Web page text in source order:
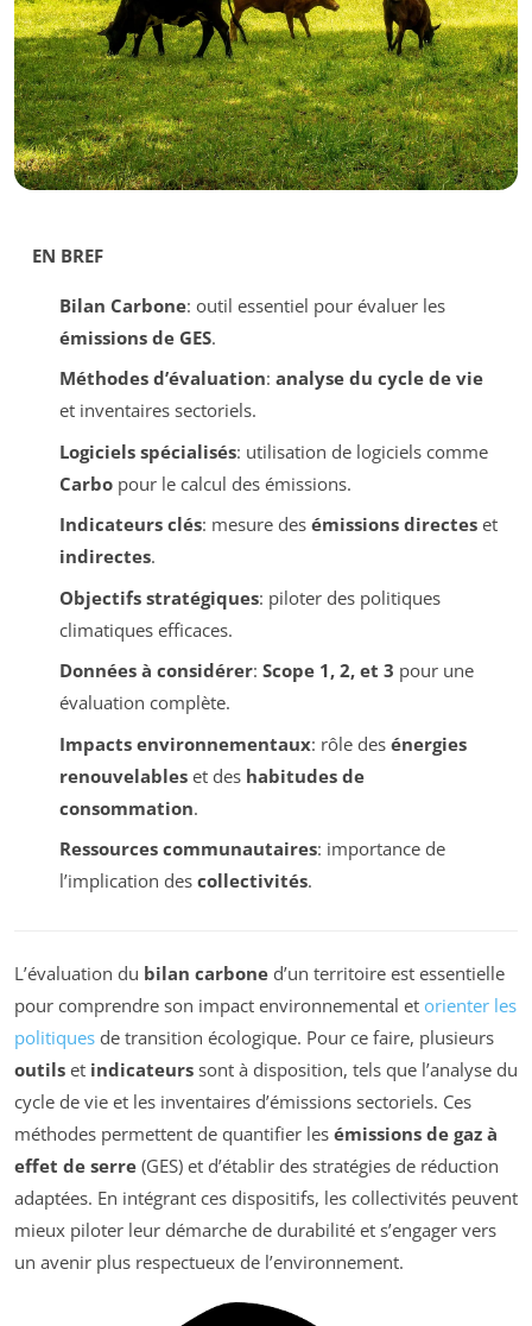
EN BREF
Bilan Carbone: outil essentiel pour évaluer les
émissions de GES.
Méthodes d’évaluation: analyse du cycle de vie
et inventaires sectoriels.
Logiciels spécialisés: utilisation de logiciels comme
Carbopour le calcul des émissions.
Indicateurs clés: mesure des émissions directeset
indirectes.
Objectifs stratégiques: piloter des politiques
climatiques efficaces.
Données à considérer: Scope 1, 2, et 3 pour une
évaluation complète.
Impacts environnementaux: rôle des énergies
renouvelableset des habitudes de
consommation.
Ressources communautaires: importance de
l’implication des collectivités.
L’évaluation du bilan carbone d’un territoire est essentielle
pour comprendre son impact environnemental et orienter les
politiques de transition écologique. Pour ce faire, plusieurs
outils et indicateurs sont à disposition, tels que l’analyse du
cycle de vie et les inventaires d’émissions sectoriels. Ces
méthodes permettent de quantifier les émissions de gaz à
effet de serre (GES) et d’établir des stratégies de réduction
adaptées. En intégrant ces dispositifs, les collectivités peuvent
mieux piloter leur démarche de durabilité et s’engager vers
un avenir plus respectueux de l’environnement.